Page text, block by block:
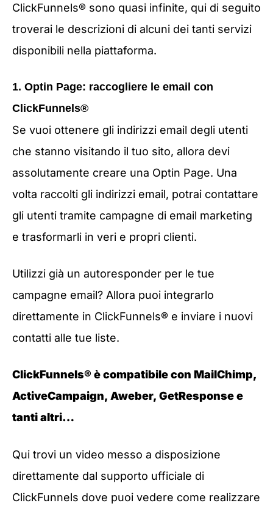
ClickFunnels® sono quasi infinite, qui di seguito
troverai le descrizioni di alcuni dei tanti servizi
disponibili nella piattaforma.
1. Optin Page: raccogliere le email con
ClickFunnels®
Se vuoi ottenere gli indirizzi email degli utenti
che stanno visitando il tuo sito, allora devi
assolutamente creare una Optin Page. Una
volta raccolti gli indirizzi email, potrai contattare
gli utenti tramite campagne di email marketing
e trasformarli in veri e propri clienti.
Utilizzi già un autoresponder per le tue
campagne email? Allora puoi integrarlo
direttamente in ClickFunnels® e inviare i nuovi
contatti alle tue liste.
ClickFunnels® è compatibile con MailChimp,
ActiveCampaign, Aweber, GetResponse e
tanti altri…
Qui trovi un video messo a disposizione
direttamente dal supporto ufficiale di
ClickFunnels dove puoi vedere come realizzare